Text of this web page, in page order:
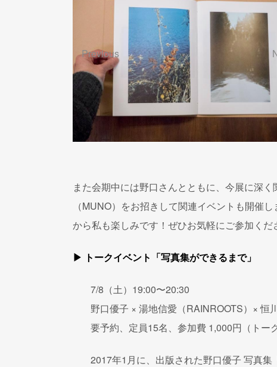
Previous
また会期中には野口さんとともに、今展に深
（MUNO）をお招きして関連イベントも開催
から私も楽しみです！ぜひお気軽にご参加くだ
▶ トークイベント「写真集ができるまで」
7/8（土）19:00〜20:30
野口優子 × 湯地信愛（RAINROOTS）× 恒
要予約、定員15名、参加費 1,000円（トー
2017年1月に、出版された野口優子 写真